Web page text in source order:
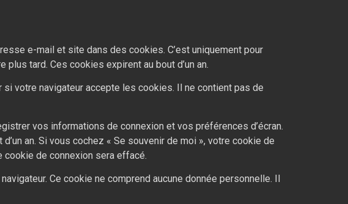
e-mail et site dans des cookies. C’est uniquement pour
tard. Ces cookies expirent au bout d’un an.
votre navigateur accepte les cookies. Il ne contient pas de
vos informations de connexion et vos préférences d’écran.
an. Si vous cochez « Se souvenir de moi », votre cookie de
cookie de connexion sera effacé.
Ce cookie ne comprend aucune donnée personnelle. Il